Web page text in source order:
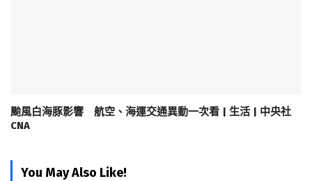
颱風白海豚影響 航空、海運交通異動一次看 | 生活 | 中央社
CNA
You May Also Like!